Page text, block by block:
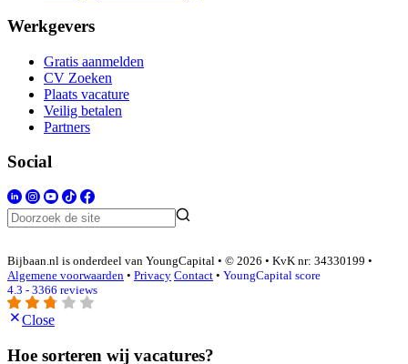
Werkgevers
Gratis aanmelden
CV Zoeken
Plaats vacature
Veilig betalen
Partners
Social
Bijbaan.nl is onderdeel van YoungCapital • © 2026 • KvK nr: 34330199 •
Algemene voorwaarden • Privacy Contact • YoungCapital score
4.3 - 3366 reviews
Close
Hoe sorteren wij vacatures?